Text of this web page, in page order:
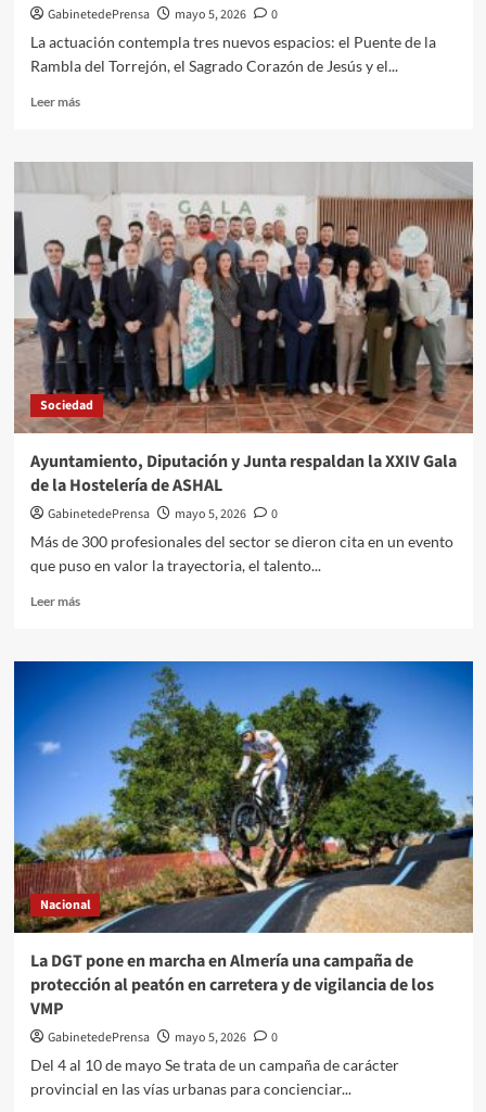
GabinetedePrensa mayo 5, 2026
0
La actuación contempla tres nuevos espacios: el Puente de la
Rambla del Torrejón, el Sagrado Corazón de Jesús y el...
Leer másLeer
La
Provincial
Patrimonio
Histórico
de
Almería
aprueba
la
protección
de
nuevos
edificios
espacios
en
la
Sociedad
Ayuntamiento, Diputación y Junta respaldan la XXIV Gala
de la Hostelería de ASHAL
GabinetedePrensa mayo 5, 2026
0
Más de 300 profesionales del sector se dieron cita en un evento
que puso en valor la trayectoria, el talento...
Leer másLeer
Ayuntamiento,
Diputación
respaldan
de
la
Hostelería
de
ASHAL
Nacional
La DGT pone en marcha en Almería una campaña de
protección al peatón en carretera y de vigilancia de los
VMP
GabinetedePrensa mayo 5, 2026
0
Del 4 al 10 de mayo Se trata de un campaña de carácter
provincial en las vías urbanas para concienciar...